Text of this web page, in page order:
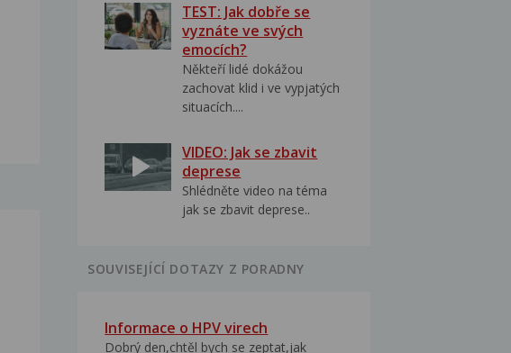
TEST: Jak dobře se
vyznáte ve svých
emocích?
Někteří lidé dokážou
zachovat klid i ve vypjatých
situacích....
VIDEO: Jak se zbavit
deprese
Shlédněte video na téma
jak se zbavit deprese..
SOUVISEJÍCÍ DOTAZY Z PORADNY
Informace o HPV virech
Dobrý den,chtěl bych se zeptat,jak